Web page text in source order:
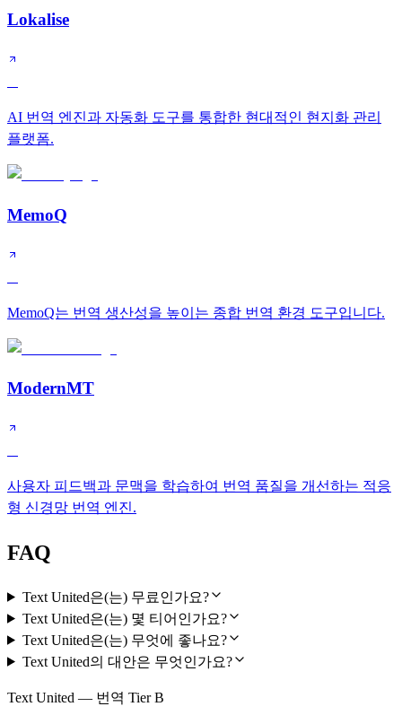
Lokalise
AI 번역 엔진과 자동화 도구를 통합한 현대적인 현지화 관리
플랫폼.
MemoQ
MemoQ는 번역 생산성을 높이는 종합 번역 환경 도구입니다.
ModernMT
사용자 피드백과 문맥을 학습하여 번역 품질을 개선하는 적응
형 신경망 번역 엔진.
FAQ
Text United은(는) 무료인가요?
Text United은(는) 몇 티어인가요?
Text United은(는) 무엇에 좋나요?
Text United의 대안은 무엇인가요?
Text United — 번역 Tier B